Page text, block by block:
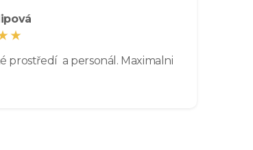
prostředí a personál. Maximalni